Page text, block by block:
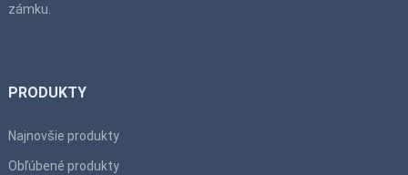
zámku.
PRODUKTY
Najnovšie produkty
Obľúbené produkty